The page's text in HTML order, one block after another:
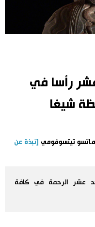
Español
رأسا في
شيغا
تيتسوفومي [نبذة عن
عشر الرحمة في كافة